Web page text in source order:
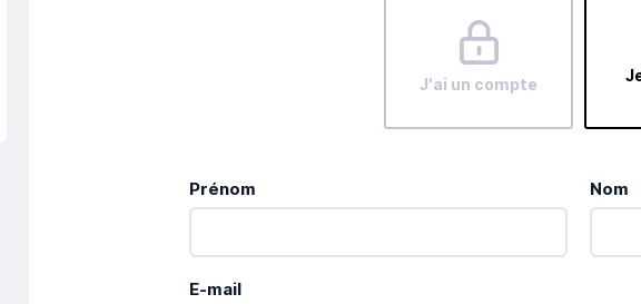
J'ai un compte
Prénom Nom
E-mail